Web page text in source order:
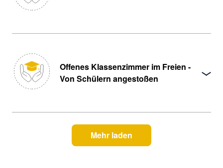
Offenes Klassenzimmer im Freien -
Von Schülern angestoßen
Mehr laden